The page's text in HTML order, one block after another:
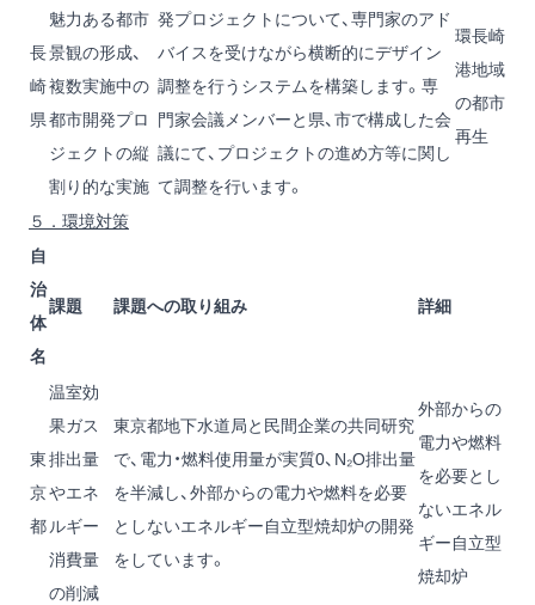
長
崎
県
魅力ある都市
景観の形成、
複数実施中の
都市開発プロ
ジェクトの縦
割り的な実施
発プロジェクトについて、専門家のアド
バイスを受けながら横断的にデザイン
調整を行うシステムを構築します。専
門家会議メンバーと県、市で構成した会
議にて、プロジェクトの進め方等に関し
て調整を行います。
環長崎
港地域
の都市
再生
５．環境対策
自
治
体
名
課題 課題への取り組み 詳細
東
京
都
温室効
果ガス
排出量
やエネ
ルギー
消費量
の削減
東京都地下水道局と民間企業の共同研究
で、電力・燃料使用量が実質0、N₂O排出量
を半減し、外部からの電力や燃料を必要
としないエネルギー自立型焼却炉の開発
をしています。
外部からの
電力や燃料
を必要とし
ないエネル
ギー自立型
焼却炉